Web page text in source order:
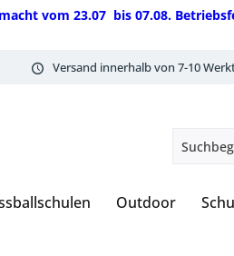
vom 23.07 bis 07.08.
Versand innerhalb von 7-10
Outdoor